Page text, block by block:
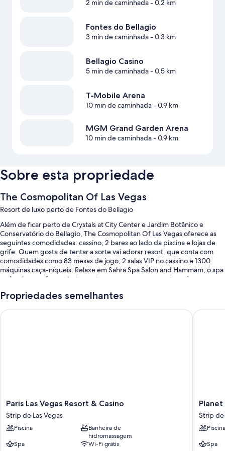
2 min de caminhada- 0.2 km
Fontes do Bellagio
3 min de caminhada- 0.3 km
Bellagio Casino
5 min de caminhada- 0.5 km
T-Mobile Arena
10 min de caminhada- 0.9 km
MGM Grand Garden Arena
10 min de caminhada- 0.9 km
Sobre esta propriedade
The Cosmopolitan Of Las Vegas
Resort de luxo perto de Fontes do Bellagio
Além de ficar perto de Crystals at City Center e Jardim Botânico e
Conservatório do Bellagio, The Cosmopolitan Of Las Vegas oferece as
seguintes comodidades: cassino, 2 bares ao lado da piscina e lojas de
grife. Quem gosta de tentar a sorte vai adorar resort, que conta com
comodidades como 83 mesas de jogo, 2 salas VIP no cassino e 1300
máquinas caça-níqueis. Relaxe em Sahra Spa Salon and Hammam, o spa
no local, que oferece tratamentos para o corpo, aromaterapia e
restaurantes no local, que contam com café da manhã, brunch, almoço,
como 3 cafeterias, salão de cabeleireiro e serviço de lavanderia e
Posto de recarga para carros elétricos, quadra de pickleball e salas
de massagem/tratamento
Carregador, serviços de concierge e cofre na recepção
As avaliações dos hóspedes enaltecem a piscina, a localização
central e a equipe prestativa.
Propriedades semelhantes
Paris
Las
Vegas
Resort
&
Casino
Paris Las Vegas Resort & Casino
Strip de Las Vegas
Piscina
Banheira de
hidromassagem
Spa
Wi-Fi grátis
Paris Las Vegas Resort & Casino
Planet
Resort
&
Casino
Strip
Strip de
Piscina
Spa
Planet